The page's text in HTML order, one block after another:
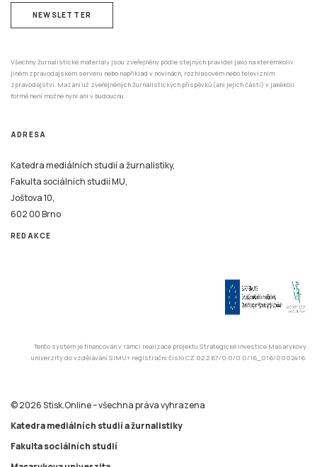
NEWSLETTER
Všechny žurnalistické materiály jsou zveřejněny podle stejných pravidel jako na kterémkoliv
jiném zpravodajském serveru nebo například v novinách, rozhlasovém nebo televizním
zpravodajství. Mazání už zveřejněných žurnalistických příspěvků (ani jejich částí) v jakékoli
formě není možné nyní ani v budoucnu.
ADRESA
Katedra mediálních studií a žurnalistiky,
Fakulta sociálních studií MU,
Joštova 10,
602 00 Brno
REDAKCE
Tento systém je financován v rámci realizace projektu Strategické investice Masarykovy
univerzity do vzdělávání SIMU+ registrační číslo CZ.02.2.67/0.0/0.0/16_016/0002416.
© 2026 Stisk.Online – všechna práva vyhrazena
Katedra mediálních studií a žurnalistiky
Fakulta sociálních studií